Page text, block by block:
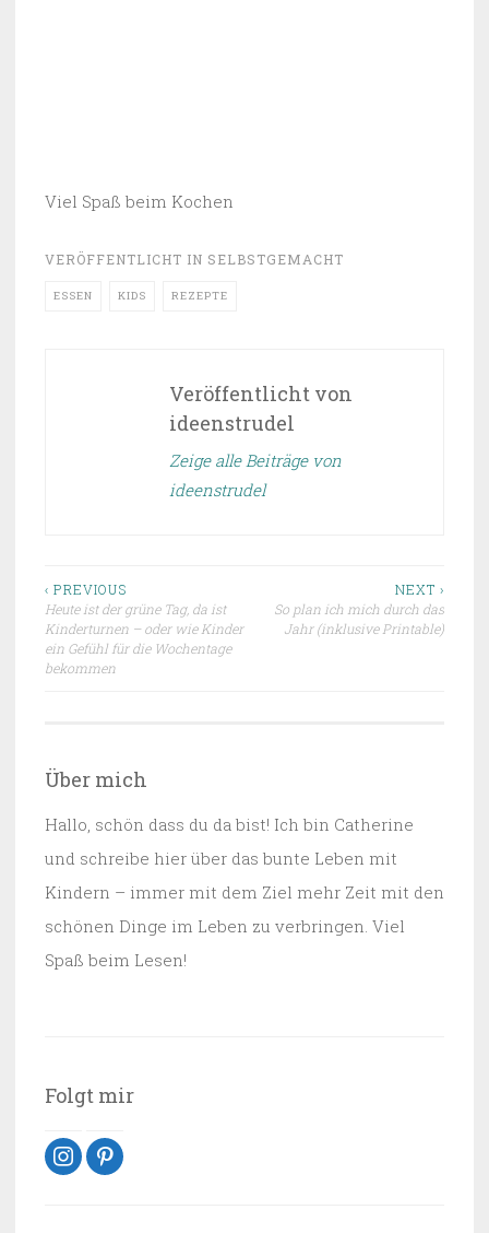
Viel Spaß beim Kochen
VERÖFFENTLICHT IN SELBSTGEMACHT
ESSEN KIDS REZEPTE
Veröffentlicht von
ideenstrudel
Zeige alle Beiträge von
ideenstrudel
Beitragsnavigation
‹ PREVIOUS
Heute ist der grüne Tag, da ist
Kinderturnen – oder wie Kinder
ein Gefühl für die Wochentage
bekommen
NEXT ›
So plan ich mich durch das
Jahr (inklusive Printable)
Über mich
Hallo, schön dass du da bist! Ich bin Catherine
und schreibe hier über das bunte Leben mit
Kindern – immer mit dem Ziel mehr Zeit mit den
schönen Dinge im Leben zu verbringen. Viel
Spaß beim Lesen!
Folgt mir
instagram
pinterest